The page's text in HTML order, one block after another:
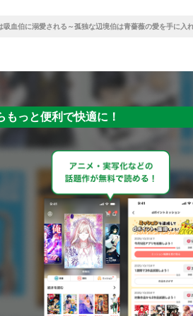
吸血伯に溺愛される～孤独な辺境伯は青薔薇の愛を手に入
もっと便利で快適に！